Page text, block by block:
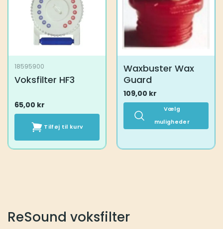
18595900
Voksfilter HF3
65,00 kr
Tilføj til kurv
Waxbuster Wax
Guard
109,00 kr
Vælg
muligheder
på
ReSound voksfilter